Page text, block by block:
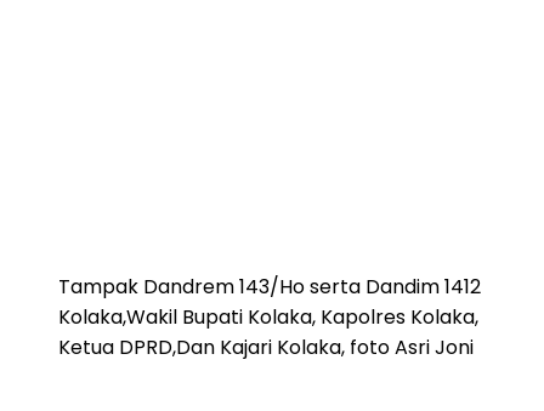
Tampak Dandrem 143/Ho serta Dandim 1412
Kolaka,Wakil Bupati Kolaka, Kapolres Kolaka,
Ketua DPRD,Dan Kajari Kolaka, foto Asri Joni